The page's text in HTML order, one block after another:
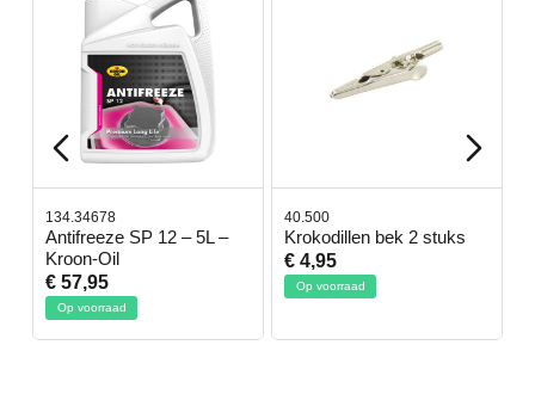
134.34678
Antifreeze SP 12 – 5L –
Kroon-Oil
€ 57,95
Op voorraad
40.500
Krokodillen bek 2 stuks
€ 4,95
Op voorraad